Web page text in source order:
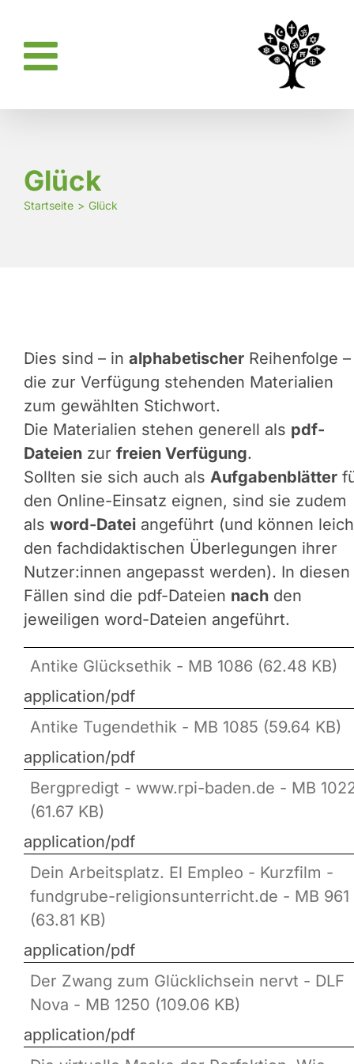
springen
Glück
Startseite Glück
Dies sind – in alphabetischer Reihenfolge –
die zur Verfügung stehenden Materialien
zum gewählten Stichwort.
Die Materialien stehen generell als pdf-
Dateien zur freien Verfügung.
Sollten sie sich auch als Aufgabenblätter
den Online-Einsatz eignen, sind sie zudem
als word-Datei angeführt (und können
den fachdidaktischen Überlegungen ihrer
Nutzer:innen angepasst werden). In diesen
Fällen sind die pdf-Dateien nach den
jeweiligen word-Dateien angeführt.
Antike Glücksethik - MB 1086 (62.48 KB)
application/pdf
Antike Tugendethik - MB 1085 (59.64 KB)
application/pdf
Bergpredigt - www.rpi-baden.de - MB
(61.67 KB)
application/pdf
Dein Arbeitsplatz. El Empleo - Kurzfilm -
fundgrube-religionsunterricht.de - MB 961
(63.81 KB)
application/pdf
Der Zwang zum Glücklichsein nervt - DLF
Nova - MB 1250 (109.06 KB)
application/pdf